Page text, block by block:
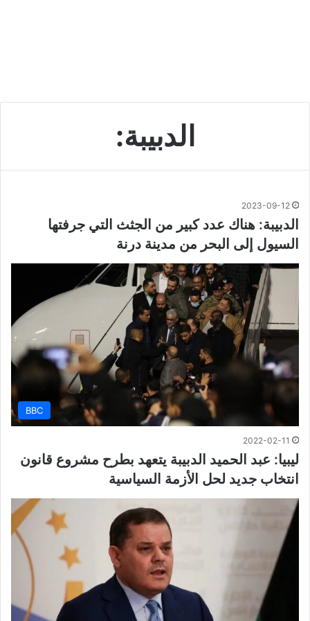
الدبيبة:
2023-09-12
الدبيبة: هناك عدد كبير من الجثث التي جرفتها
السيول إلى البحر من مدينة درنة
BBC
2022-02-11
ليبيا: عبد الحميد الدبيبة يتعهد بطرح مشروع قانون
انتخاب جديد لحل الأزمة السياسية